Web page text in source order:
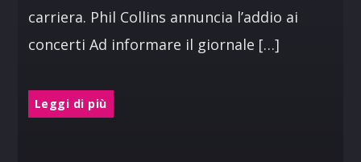
carriera. Phil Collins annuncia l’addio ai
concerti Ad informare il giornale […]
Leggi di più